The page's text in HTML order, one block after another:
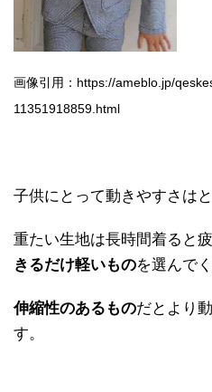
画像引用：https://ameblo.jp/
11351918859.html
子供にとって動きやすさは
重たい生地は長時間着ると
きるだけ軽いものを選んで
伸縮性のあるものだとより
す。